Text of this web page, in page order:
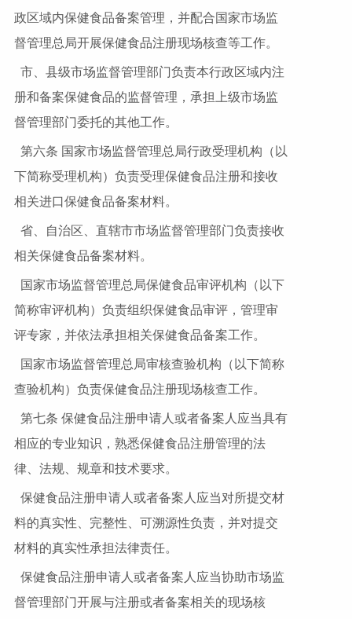
政区域内保健食品备案管理，并配合国家市场监
督管理总局开展保健食品注册现场核查等工作。
市、县级市场监督管理部门负责本行政区域内注
册和备案保健食品的监督管理，承担上级市场监
督管理部门委托的其他工作。
第六条 国家市场监督管理总局行政受理机构（以
下简称受理机构）负责受理保健食品注册和接收
相关进口保健食品备案材料。
省、自治区、直辖市市场监督管理部门负责接收
相关保健食品备案材料。
国家市场监督管理总局保健食品审评机构（以下
简称审评机构）负责组织保健食品审评，管理审
评专家，并依法承担相关保健食品备案工作。
国家市场监督管理总局审核查验机构（以下简称
查验机构）负责保健食品注册现场核查工作。
第七条 保健食品注册申请人或者备案人应当具有
相应的专业知识，熟悉保健食品注册管理的法
律、法规、规章和技术要求。
保健食品注册申请人或者备案人应当对所提交材
料的真实性、完整性、可溯源性负责，并对提交
材料的真实性承担法律责任。
保健食品注册申请人或者备案人应当协助市场监
督管理部门开展与注册或者备案相关的现场核